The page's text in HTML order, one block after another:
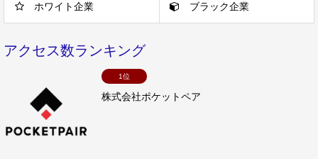
ホワイト企業 ブラック企業
アクセス数ランキング
1位
株式会社ポケットペア